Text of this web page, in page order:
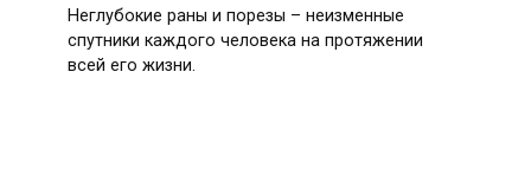
Неглубокие раны и порезы – неизменные
спутники каждого человека на протяжении
всей его жизни.